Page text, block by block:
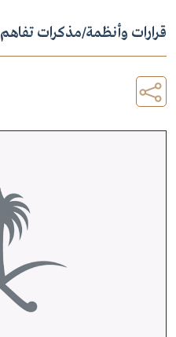
قرارات وأنظمة/مذكرات تفاهم